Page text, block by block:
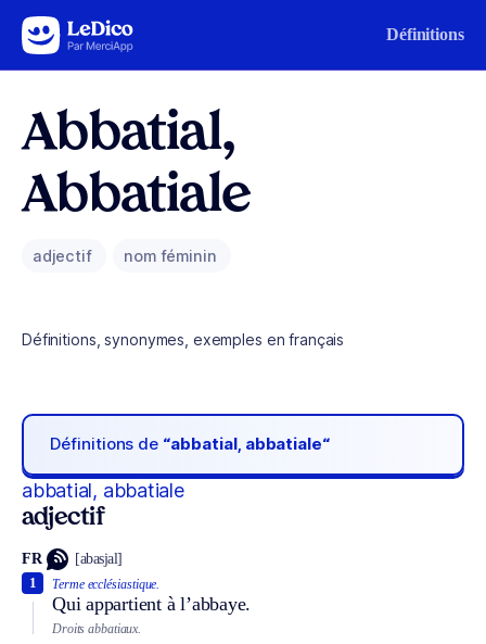
Aller au contenu Définitions
Abbatial,
Abbatiale
adjectif nom féminin
Définitions, synonymes, exemples en français
Définitions de “abbatial, abbatiale“
abbatial, abbatiale
adjectif
FR [abasjal]
Terme ecclésiastique.
Qui appartient à l’abbaye.
1
Droits abbatiaux.